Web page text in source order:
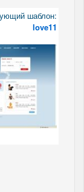
шаблон:
love11